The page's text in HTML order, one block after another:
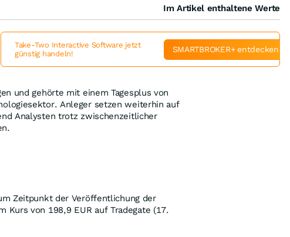
und gehörte mit einem Tagesplus von
Anleger setzen weiterhin auf
Analysten trotz zwischenzeitlicher
Zeitpunkt der Veröffentlichung der
Kurs von 198,9 EUR auf Tradegate (17.
Im Artikel enthaltene Werte
Take-Two Interactive Software jetzt
günstig handeln!
SMARTBROKER+ entdecken